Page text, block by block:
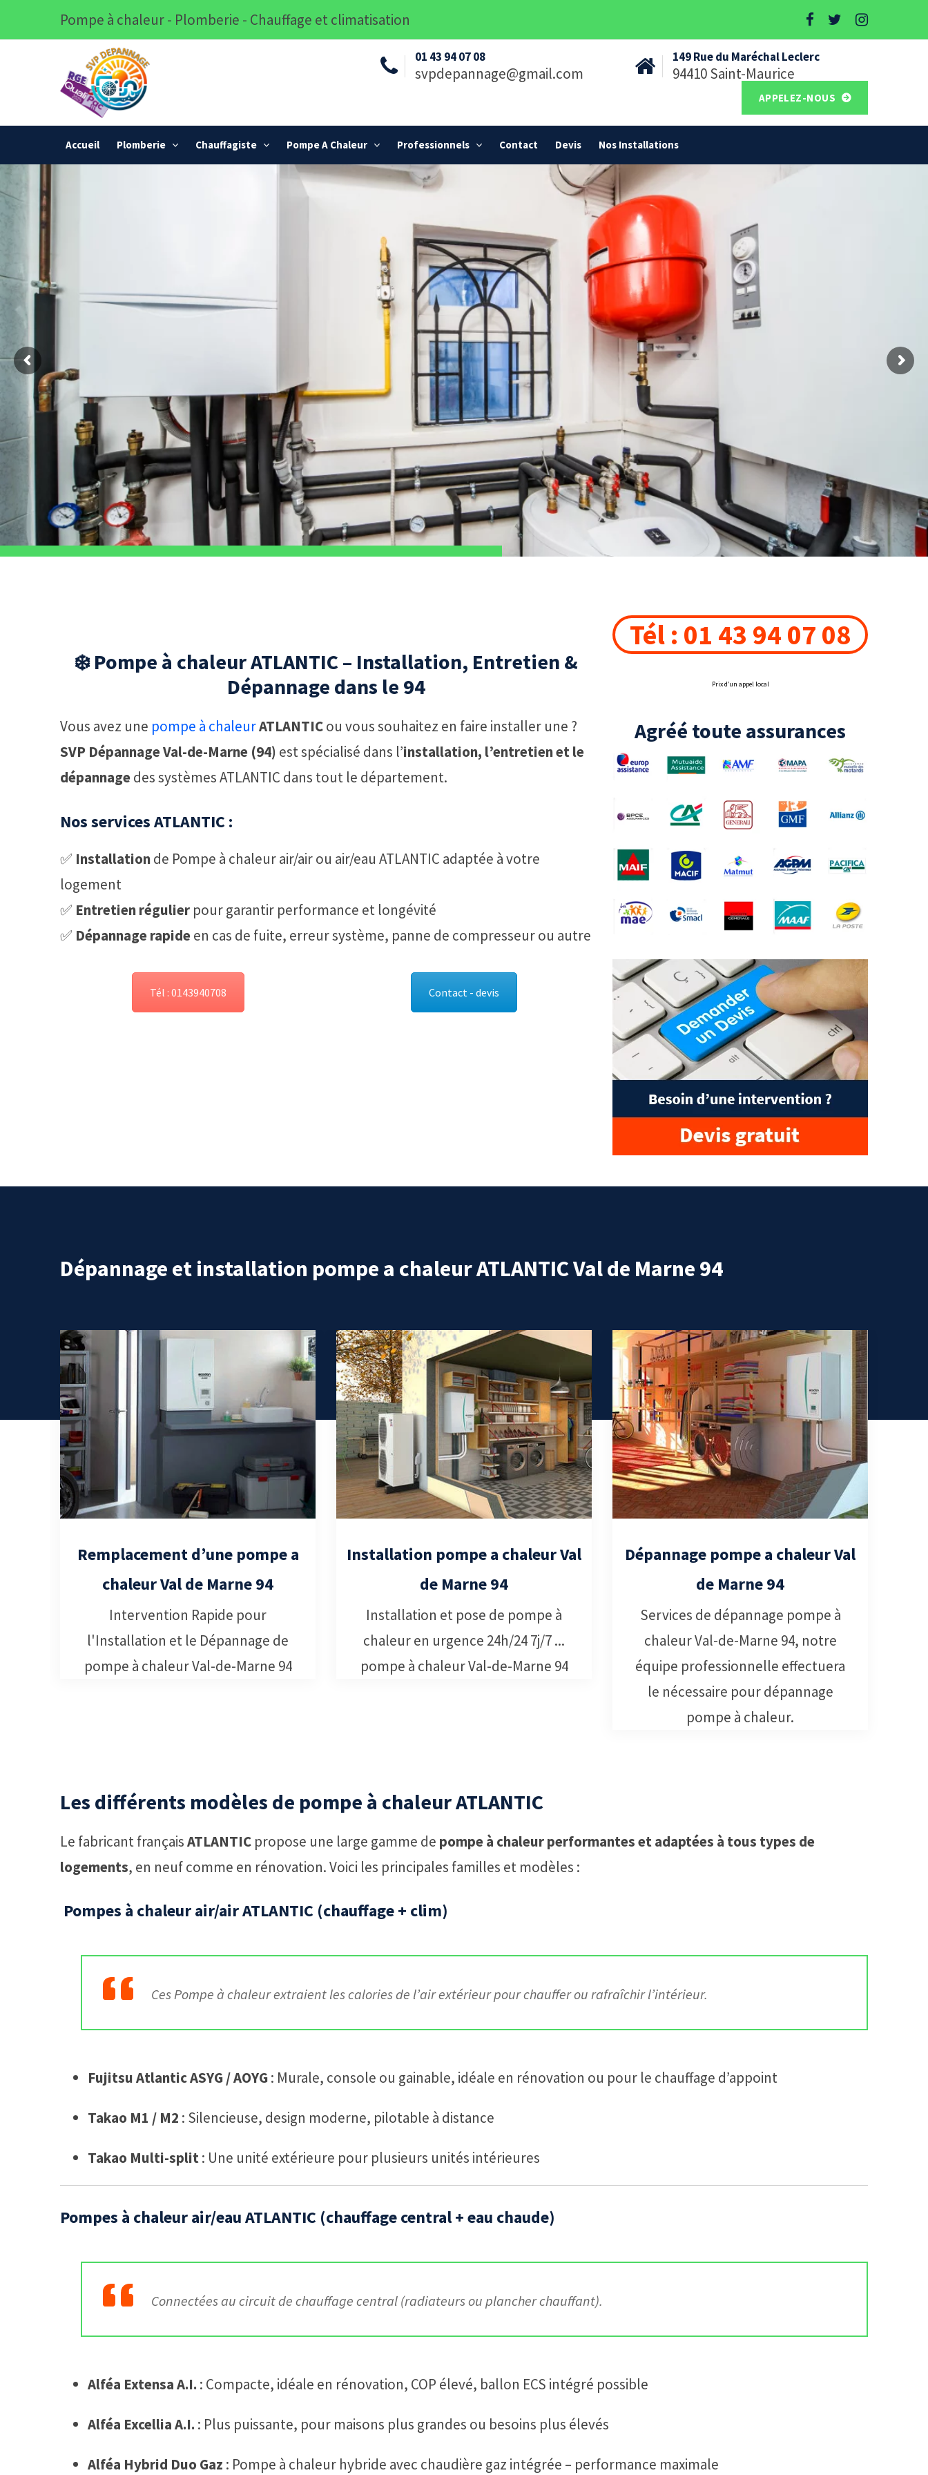
Pompe à chaleur - Plomberie - Chauffage et climatisation
01 43 94 07 08
svpdepannage@gmail.com
149 Rue du Maréchal Leclerc
94410 Saint-Maurice
APPELEZ-NOUS
Accueil Plomberie Chauffagiste Pompe A Chaleur Professionnels Contact Devis Nos Installations
❄️ Pompe à chaleur ATLANTIC – Installation, Entretien &
Dépannage dans le 94
Vous avez une pompe à chaleurATLANTICou vous souhaitez en faire installer une ?
SVP Dépannage Val-de-Marne (94) est spécialisé dans l’installation, l’entretien et le
dépannagedes systèmes ATLANTIC dans tout le département.
Nos services ATLANTIC :
✅ Installationde Pompe à chaleur air/air ou air/eau ATLANTIC adaptée à votre
logement
✅ Entretien régulier pour garantir performance et longévité
✅ Dépannage rapideen cas de fuite, erreur système, panne de compresseur ou autre
Tél : 0143940708 Contact - devis
Tél : 01 43 94 07 08
Prix d’un appel local
Agréé toute assurances
Dépannage et installation pompe a chaleur ATLANTIC Val de Marne 94
Remplacement d’une pompe a
chaleur Val de Marne 94
Intervention Rapide pour
l'Installation et le Dépannage de
pompe à chaleur Val-de-Marne 94
Installation pompe a chaleur Val
de Marne 94
Installation et pose de pompe à
chaleur en urgence 24h/24 7j/7 ...
pompe à chaleur Val-de-Marne 94
Dépannage pompe a chaleur Val
de Marne 94
Services de dépannage pompe à
chaleur Val-de-Marne 94, notre
équipe professionnelle effectuera
le nécessaire pour dépannage
pompe à chaleur.
Les différents modèles de pompe à chaleur ATLANTIC
Le fabricant françaisATLANTIC propose une large gamme de pompe à chaleur performantes et adaptées à tous types de
logements, en neuf comme en rénovation. Voici les principales familles et modèles :
Pompes à chaleur air/air ATLANTIC (chauffage + clim)
Ces Pompe à chaleur extraient les calories de l’air extérieur pour chauffer ou rafraîchir l’intérieur.
Fujitsu Atlantic ASYG / AOYG: Murale, console ou gainable, idéale en rénovation ou pour le chauffage d’appoint
Takao M1 / M2 : Silencieuse, design moderne, pilotable à distance
Takao Multi-split: Une unité extérieure pour plusieurs unités intérieures
Pompes à chaleur air/eau ATLANTIC (chauffage central + eau chaude)
Connectées au circuit de chauffage central (radiateurs ou plancher chauffant).
Alféa Extensa A.I. : Compacte, idéale en rénovation, COP élevé, ballon ECS intégré possible
Alféa Excellia A.I. : Plus puissante, pour maisons plus grandes ou besoins plus élevés
Alféa Hybrid Duo Gaz : Pompe à chaleur hybride avec chaudière gaz intégrée – performance maximale